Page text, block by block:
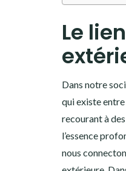
Le
Dans notre
qui existe
recourant à
l’essence
nous